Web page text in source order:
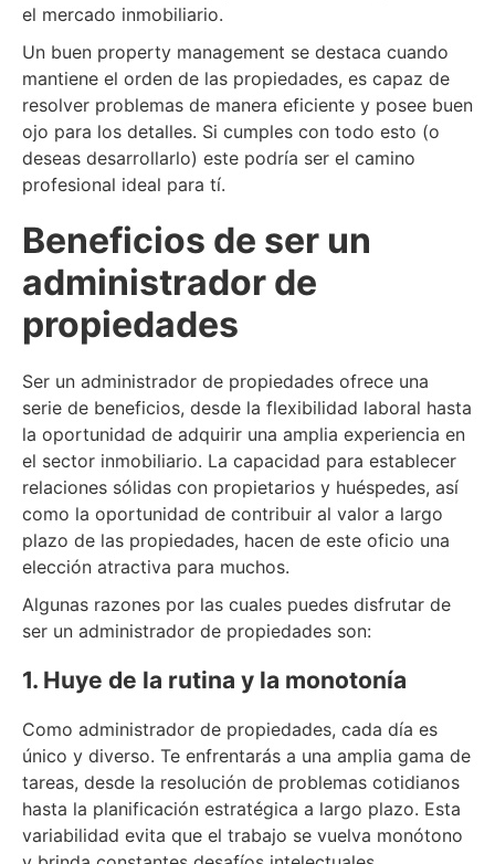
el mercado inmobiliario.
Un buen property management se destaca cuando
mantiene el orden de las propiedades, es capaz de
resolver problemas de manera eficiente y posee buen
ojo para los detalles. Si cumples con todo esto (o
deseas desarrollarlo) este podría ser el camino
profesional ideal para tí.
Beneficios de ser un
administrador de
propiedades
Ser un administrador de propiedades ofrece una
serie de beneficios, desde la flexibilidad laboral hasta
la oportunidad de adquirir una amplia experiencia en
el sector inmobiliario. La capacidad para establecer
relaciones sólidas con propietarios y huéspedes, así
como la oportunidad de contribuir al valor a largo
plazo de las propiedades, hacen de este oficio una
elección atractiva para muchos.
Algunas razones por las cuales puedes disfrutar de
ser un administrador de propiedades son:
1. Huye de la rutina y la monotonía
Como administrador de propiedades, cada día es
único y diverso. Te enfrentarás a una amplia gama de
tareas, desde la resolución de problemas cotidianos
hasta la planificación estratégica a largo plazo. Esta
variabilidad evita que el trabajo se vuelva monótono